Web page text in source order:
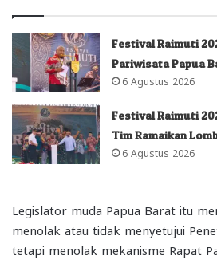
Festival Raimuti
Pariwisata Papua
6 Agustus 2026
Festival Raimuti
Tim Ramaikan
6 Agustus 2026
Legislator muda Papua Barat itu
menolak atau tidak menyetujui
tetapi menolak mekanisme Rapat